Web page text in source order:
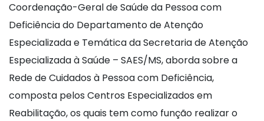
Coordenação-Geral de Saúde da Pessoa com
Deficiência do Departamento de Atenção
Especializada e Temática da Secretaria de Atenção
Especializada à Saúde – SAES/MS, aborda sobre a
Rede de Cuidados à Pessoa com Deficiência,
composta pelos Centros Especializados em
Reabilitação, os quais tem como função realizar o